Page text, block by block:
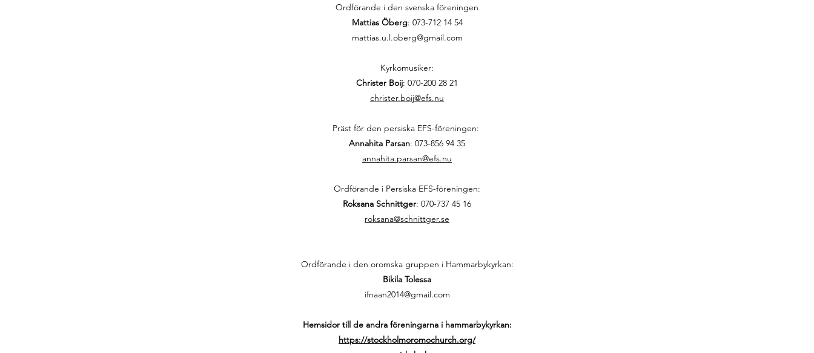
Ordförande i den svenska föreningen
Mattias Öberg: 073-712 14 54
mattias.u.l.oberg@gmail.com
Kyrkomusiker:
Christer Boij: 070-200 28 21
christer.boij@efs.nu
Präst för den persiska EFS-föreningen:
Annahita Parsan: 073-856 94 35
annahita.parsan@efs.nu
Ordförande i Persiska EFS-föreningen:
Roksana Schnittger: 070-737 45 16
roksana@schnittger.se
Ordförande i den oromska gruppen i Hammarbykyrkan:
Bikila Tolessa
ifnaan2014@gmail.com
Hemsidor till de andra föreningarna i hammarbykyrkan:
https://stockholmoromochurch.org/